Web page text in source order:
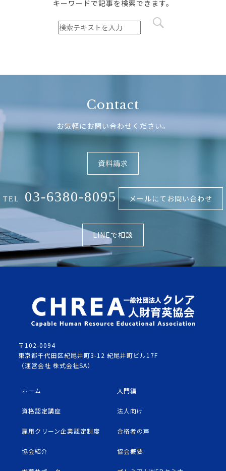
キーワードで記事を検索できます。
Contact
お気軽にお問い合わせください。
資料請求
TEL 03-6380-8095 メールにてお問い合わせ
LINEで相談
〒102-0094
東京都千代田区紀尾井町3-12 紀尾井町ビル17F
（運営会社 株式会社SA）
ホーム 入門編
資格認定講座 法人向け
雇用クリーン企業認定制度 合格者の声
協会紹介 協会概要